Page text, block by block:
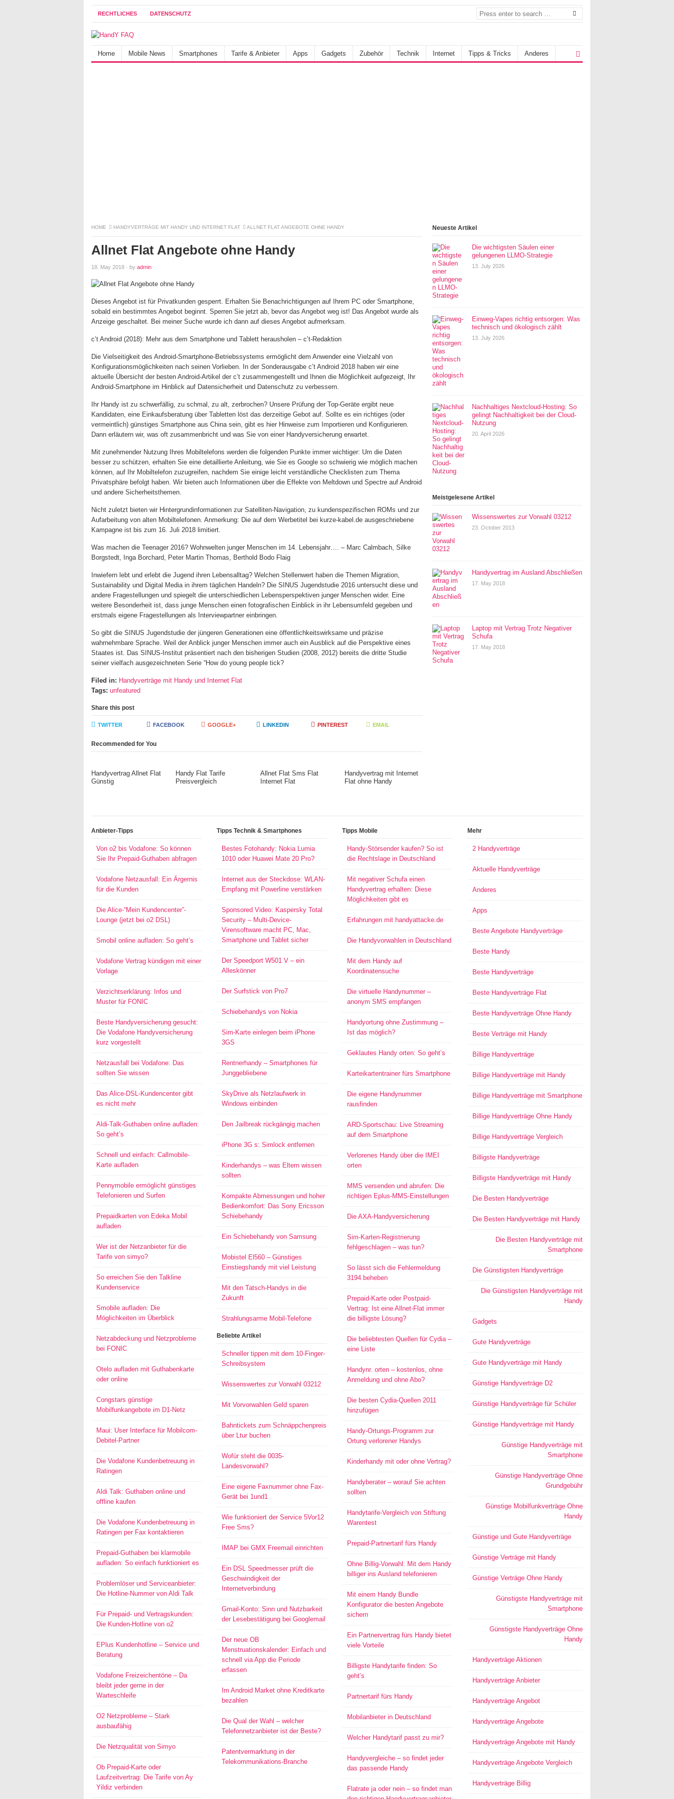
RECHTLICHES DATENSCHUTZ
Home Mobile News Smartphones Tarife & Anbieter Apps Gadgets Zubehör Technik Internet Tipps & Tricks Anderes
HOME HANDYVERTRÄGE MIT HANDY UND INTERNET FLAT ALLNET FLAT ANGEBOTE OHNE HANDY
Allnet Flat Angebote ohne Handy
18. May 2018 · by admin ·
Dieses Angebot ist für Privatkunden gesperrt. Erhalten Sie Benachrichtigungen auf Ihrem PC oder Smartphone,
sobald ein bestimmtes Angebot beginnt. Sperren Sie jetzt ab, bevor das Angebot weg ist! Das Angebot wurde als
Anzeige geschaltet. Bei meiner Suche wurde ich dann auf dieses Angebot aufmerksam.
c’t Android (2018): Mehr aus dem Smartphone und Tablett herausholen – c’t-Redaktion
Die Vielseitigkeit des Android-Smartphone-Betriebssystems ermöglicht dem Anwender eine Vielzahl von
Konfigurationsmöglichkeiten nach seinen Vorlieben. In der Sonderausgabe c’t Android 2018 haben wir eine
aktuelle Übersicht der besten Android-Artikel der c’t zusammengestellt und Ihnen die Möglichkeit aufgezeigt, Ihr
Android-Smartphone im Hinblick auf Datensicherheit und Datenschutz zu verbessern.
Ihr Handy ist zu schwerfällig, zu schmal, zu alt, zerbrochen? Unsere Prüfung der Top-Geräte ergibt neue
Kandidaten, eine Einkaufsberatung über Tabletten löst das derzeitige Gebot auf. Sollte es ein richtiges (oder
vermeintlich) günstiges Smartphone aus China sein, gibt es hier Hinweise zum Importieren und Konfigurieren.
Dann erläutern wir, was oft zusammenbricht und was Sie von einer Handyversicherung erwartet.
Mit zunehmender Nutzung Ihres Mobiltelefons werden die folgenden Punkte immer wichtiger: Um die Daten
besser zu schützen, erhalten Sie eine detaillierte Anleitung, wie Sie es Google so schwierig wie möglich machen
können, auf Ihr Mobiltelefon zuzugreifen, nachdem Sie einige leicht verständliche Checklisten zum Thema
Privatsphäre befolgt haben. Wir bieten auch Informationen über die Effekte von Meltdown und Spectre auf Android
und andere Sicherheitsthemen.
Nicht zuletzt bieten wir Hintergrundinformationen zur Satelliten-Navigation, zu kundenspezifischen ROMs und zur
Aufarbeitung von alten Mobiltelefonen. Anmerkung: Die auf dem Werbetitel bei kurze-kabel.de ausgeschriebene
Kampagne ist bis zum 16. Juli 2018 limitiert.
Was machen die Teenager 2016? Wohnwelten junger Menschen im 14. Lebensjahr…. – Marc Calmbach, Silke
Borgstedt, Inga Borchard, Peter Martin Thomas, Berthold Bodo Flaig
Inwiefern lebt und erlebt die Jugend ihren Lebensalltag? Welchen Stellenwert haben die Themen Migration,
Sustainability und Digital Media in ihrem täglichen Handeln? Die SINUS Jugendstudie 2016 untersucht diese und
andere Fragestellungen und spiegelt die unterschiedlichen Lebensperspektiven junger Menschen wider. Eine
weitere Besonderheit ist, dass junge Menschen einen fotografischen Einblick in ihr Lebensumfeld gegeben und
erstmals eigene Fragestellungen als Interviewpartner einbringen.
So gibt die SINUS Jugendstudie der jüngeren Generationen eine öffentlichkeitswirksame und präzise
wahrnehmbare Sprache. Weil der Anblick junger Menschen immer auch ein Ausblick auf die Perspektive eines
Staates ist. Das SINUS-Institut präsentiert nach den bisherigen Studien (2008, 2012) bereits die dritte Studie
seiner vielfach ausgezeichneten Serie “How do young people tick?
Filed in: Handyverträge mit Handy und Internet Flat
Tags: unfeatured
Share this post
TWITTER FACEBOOK GOOGLE+ LINKEDIN PINTEREST EMAIL
Recommended for You
Handyvertrag Allnet Flat
Günstig
Handy Flat Tarife
Preisvergleich
Allnet Flat Sms Flat
Internet Flat
Handyvertrag mit Internet
Flat ohne Handy
Neueste Artikel
Die wichtigsten Säulen einer
gelungenen LLMO-Strategie
13. July 2026
Einweg-Vapes richtig entsorgen: Was
technisch und ökologisch zählt
13. July 2026
Nachhaltiges Nextcloud-Hosting: So
gelingt Nachhaltigkeit bei der Cloud-
Nutzung
20. April 2026
Meistgelesene Artikel
Wissenswertes zur Vorwahl 03212
23. October 2013
Handyvertrag im Ausland Abschließen
17. May 2018
Laptop mit Vertrag Trotz Negativer
Schufa
17. May 2018
Anbieter-Tipps
Von o2 bis Vodafone: So können
Sie Ihr Prepaid-Guthaben abfragen
Vodafone Netzausfall: Ein Ärgernis
für die Kunden
Die Alice-“Mein Kundencenter”-
Lounge (jetzt bei o2 DSL)
Smobil online aufladen: So geht’s
Vodafone Vertrag kündigen mit einer
Vorlage
Verzichtserklärung: Infos und
Muster für FONIC
Beste Handyversicherung gesucht:
Die Vodafone Handyversicherung
kurz vorgestellt
Netzausfall bei Vodafone: Das
sollten Sie wissen
Das Alice-DSL-Kundencenter gibt
es nicht mehr
Aldi-Talk-Guthaben online aufladen:
So geht’s
Schnell und einfach: Callmobile-
Karte aufladen
Pennymobile ermöglicht günstiges
Telefonieren und Surfen
Prepaidkarten von Edeka Mobil
aufladen
Wer ist der Netzanbieter für die
Tarife von simyo?
So erreichen Sie den Talkline
Kundenservice
Smobile aufladen: Die
Möglichkeiten im Überblick
Netzabdeckung und Netzprobleme
bei FONIC
Otelo aufladen mit Guthabenkarte
oder online
Congstars günstige
Mobilfunkangebote im D1-Netz
Maui: User Interface für Mobilcom-
Debitel-Partner
Die Vodafone Kundenbetreuung in
Ratingen
Aldi Talk: Guthaben online und
offline kaufen
Die Vodafone Kundenbetreuung in
Ratingen per Fax kontaktieren
Prepaid-Guthaben bei klarmobile
aufladen: So einfach funktioniert es
Problemlöser und Serviceanbieter:
Die Hotline-Nummer von Aldi Talk
Für Prepaid- und Vertragskunden:
Die Kunden-Hotline von o2
EPlus Kundenhotline – Service und
Beratung
Vodafone Freizeichentöne – Da
bleibt jeder gerne in der
Warteschleife
O2 Netzprobleme – Stark
ausbaufähig
Die Netzqualität von Simyo
Ob Prepaid-Karte oder
Laufzeitvertrag: Die Tarife von Ay
Yildiz verbinden
Tipps Technik & Smartphones
Bestes Fotohandy: Nokia Lumia
1010 oder Huawei Mate 20 Pro?
Internet aus der Steckdose: WLAN-
Empfang mit Powerline verstärken
Sponsored Video: Kaspersky Total
Security – Multi-Device-
Virensoftware macht PC, Mac,
Smartphone und Tablet sicher
Der Speedport W501 V – ein
Alleskönner
Der Surfstick von Pro7
Schiebehandys von Nokia
Sim-Karte einlegen beim iPhone
3GS
Rentnerhandy – Smartphones für
Junggebliebene
SkyDrive als Netzlaufwerk in
Windows einbinden
Den Jailbreak rückgängig machen
iPhone 3G s: Simlock entfernen
Kinderhandys – was Eltern wissen
sollten
Kompakte Abmessungen und hoher
Bedienkomfort: Das Sony Ericsson
Schiebehandy
Ein Schiebehandy von Samsung
Mobistel El560 – Günstiges
Einstiegshandy mit viel Leistung
Mit den Tatsch-Handys in die
Zukunft
Strahlungsarme Mobil-Telefone
Beliebte Artikel
Schneller tippen mit dem 10-Finger-
Schreibsystem
Wissenswertes zur Vorwahl 03212
Mit Vorvorwahlen Geld sparen
Bahntickets zum Schnäppchenpreis
über Ltur buchen
Wofür steht die 0035-
Landesvorwahl?
Eine eigene Faxnummer ohne Fax-
Gerät bei 1und1
Wie funktioniert der Service 5Vor12
Free Sms?
IMAP bei GMX Freemail einrichten
Ein DSL Speedmesser prüft die
Geschwindigkeit der
Internetverbindung
Gmail-Konto: Sinn und Nutzbarkeit
der Lesebestätigung bei Googlemail
Der neue OB
Menstruationskalender: Einfach und
schnell via App die Periode
erfassen
Im Android Market ohne Kreditkarte
bezahlen
Die Qual der Wahl – welcher
Telefonnetzanbieter ist der Beste?
Patentvermarktung in der
Telekommunikations-Branche
Tipps Mobile
Handy-Störsender kaufen? So ist
die Rechtslage in Deutschland
Mit negativer Schufa einen
Handyvertrag erhalten: Diese
Möglichkeiten gibt es
Erfahrungen mit handyattacke.de
Die Handyvorwahlen in Deutschland
Mit dem Handy auf
Koordinatensuche
Die virtuelle Handynummer –
anonym SMS empfangen
Handyortung ohne Zustimmung –
Ist das möglich?
Geklautes Handy orten: So geht’s
Karteikartentrainer fürs Smartphone
Die eigene Handynummer
rausfinden
ARD-Sportschau: Live Streaming
auf dem Smartphone
Verlorenes Handy über die IMEI
orten
MMS versenden und abrufen: Die
richtigen Eplus-MMS-Einstellungen
Die AXA-Handyversicherung
Sim-Karten-Registrierung
fehlgeschlagen – was tun?
So lässt sich die Fehlermeldung
3194 beheben
Prepaid-Karte oder Postpaid-
Vertrag: Ist eine Allnet-Flat immer
die billigste Lösung?
Die beliebtesten Quellen für Cydia –
eine Liste
Handynr. orten – kostenlos, ohne
Anmeldung und ohne Abo?
Die besten Cydia-Quellen 2011
hinzufügen
Handy-Ortungs-Programm zur
Ortung verlorener Handys
Kinderhandy mit oder ohne Vertrag?
Handyberater – worauf Sie achten
sollten
Handytarife-Vergleich von Stiftung
Warentest
Prepaid-Partnertarif fürs Handy
Ohne Billig-Vorwahl: Mit dem Handy
billiger ins Ausland telefonieren
Mit einem Handy Bundle
Konfigurator die besten Angebote
sichern
Ein Partnervertrag fürs Handy bietet
viele Vorteile
Billigste Handytarife finden: So
geht’s
Partnertarif fürs Handy
Mobilanbieter in Deutschland
Welcher Handytarif passt zu mir?
Handyvergleiche – so findet jeder
das passende Handy
Flatrate ja oder nein – so findet man
Mehr
2 Handyverträge
Aktuelle Handyverträge
Anderes
Apps
Beste Angebote Handyverträge
Beste Handy
Beste Handyverträge
Beste Handyverträge Flat
Beste Handyverträge Ohne Handy
Beste Verträge mit Handy
Billige Handyverträge
Billige Handyverträge mit Handy
Billige Handyverträge mit Smartphone
Billige Handyverträge Ohne Handy
Billige Handyverträge Vergleich
Billigste Handyverträge
Billigste Handyverträge mit Handy
Die Besten Handyverträge
Die Besten Handyverträge mit Handy
Die Besten Handyverträge mit
Smartphone
Die Günstigsten Handyverträge
Die Günstigsten Handyverträge mit
Handy
Gadgets
Gute Handyverträge
Gute Handyverträge mit Handy
Günstige Handyverträge D2
Günstige Handyverträge für Schüler
Günstige Handyverträge mit Handy
Günstige Handyverträge mit
Smartphone
Günstige Handyverträge Ohne
Grundgebühr
Günstige Mobilfunkverträge Ohne
Handy
Günstige und Gute Handyverträge
Günstige Verträge mit Handy
Günstige Verträge Ohne Handy
Günstigste Handyverträge mit
Smartphone
Günstigste Handyverträge Ohne
Handy
Handyverträge Aktionen
Handyverträge Anbieter
Handyverträge Angebot
Handyverträge Angebote
Handyverträge Angebote mit Handy
Handyverträge Angebote Vergleich
Handyverträge Billig